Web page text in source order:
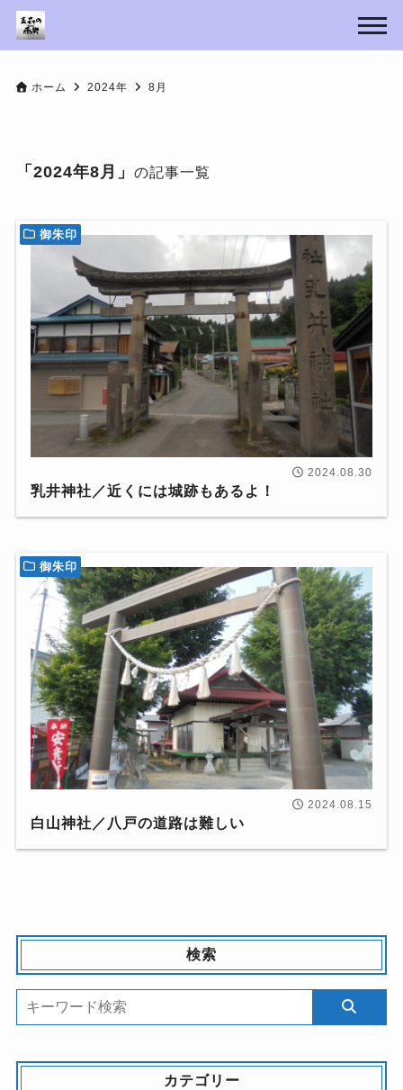
ホーム 2024年 8月
「2024年8月」 の記事一覧
2024.08.30
乳井神社／近くには城跡もあるよ！
御朱印
2024.08.15
白山神社／八戸の道路は難しい
御朱印
検索
カテゴリー